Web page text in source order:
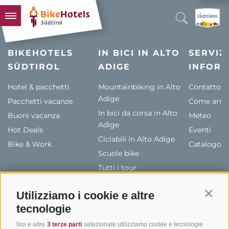
Utilizziamo i cookie e altre
tecnologie
Noi e altre 3 terze parti selezionate utilizziamo cookie e tecnologie
BIKEHOTELS
HOTELS & PACCHETTI
TOUR & TERRITORI
L'ALTO ADIGE & NOI
INFO UTILI
BIKEHOTELS
SÜDTIROL
Hotel & pacchetti
Pacchetti vacanze
Buoni vacanza
Hot Deals
Bike & Work
IN BICI IN ALTO
ADIGE
Mountainbiking in Alto
Adige
In bici da corsa in Alto
Adige
Ciclabili in Alto Adige
Scuole bike
Tutti i tour
Contatto
Come
Meteo
Eventi
Catalogo